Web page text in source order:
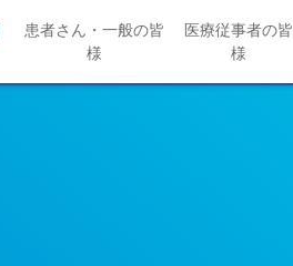
患者さん・一般の皆
様
医療従事者の皆
様